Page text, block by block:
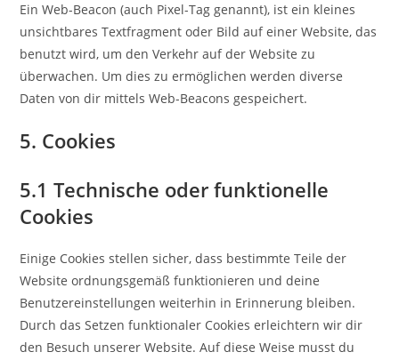
Ein Web-Beacon (auch Pixel-Tag genannt), ist ein kleines
unsichtbares Textfragment oder Bild auf einer Website, das
benutzt wird, um den Verkehr auf der Website zu
überwachen. Um dies zu ermöglichen werden diverse
Daten von dir mittels Web-Beacons gespeichert.
5. Cookies
5.1 Technische oder funktionelle
Cookies
Einige Cookies stellen sicher, dass bestimmte Teile der
Website ordnungsgemäß funktionieren und deine
Benutzereinstellungen weiterhin in Erinnerung bleiben.
Durch das Setzen funktionaler Cookies erleichtern wir dir
den Besuch unserer Website. Auf diese Weise musst du